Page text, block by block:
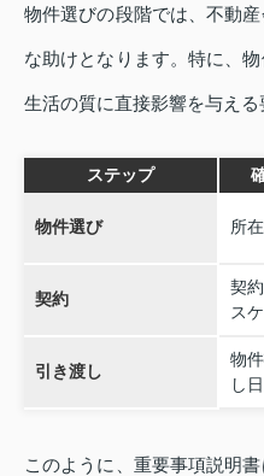
物件選びの段階では、不動
な助けとなります。特に、
生活の質に直接影響を与える
ステップ
物件選び 所
契約
契
ス
引き渡し
物
し
このように、重要事項説明